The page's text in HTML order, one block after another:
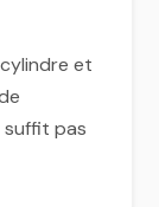
et
suffit pas